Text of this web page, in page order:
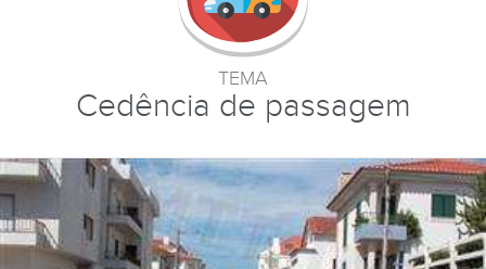
TEMA
Cedência de passagem